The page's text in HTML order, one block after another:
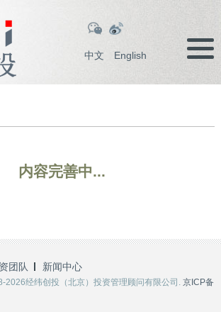
中文 English
内容完善中...
团队 新闻中心
2026经纬创投（北京）投资管理顾问有限公司. 京ICP备